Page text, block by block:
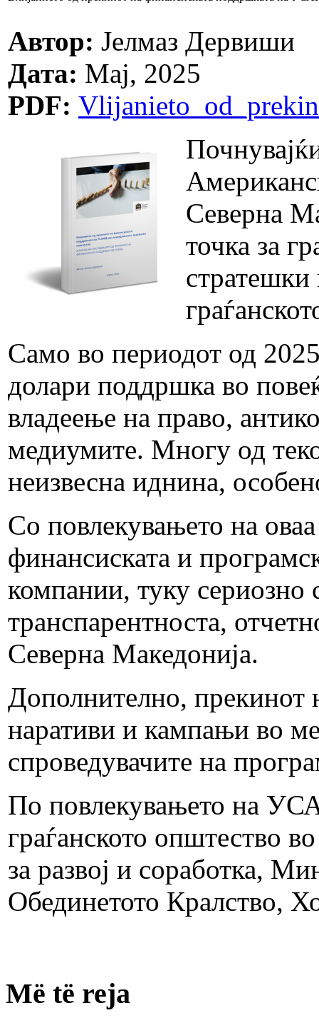
Автор: Јелмаз Дервиши
Дата: Мај, 2025
PDF:
Северна
точка за
стратешки
Само во периодот од
долари поддршка во
владеење на право,
медиумите. Многу од
неизвесна иднина,
Со повлекувањето на
финансиската и
компании, туку сериозно
транспарентноста,
Северна Македонија.
Дополнително,
наративи и кампањи во
спроведувачите на
По повлекувањето на
граѓанското општество
за развој и соработка,
Обединетото Кралство,
Më të reja